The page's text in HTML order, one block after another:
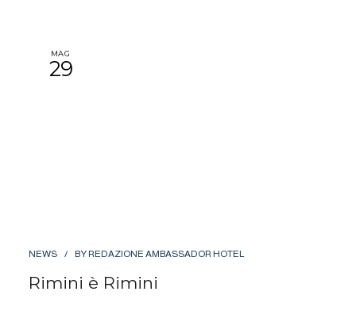
MAG
29
NEWS BY REDAZIONE AMBASSADOR HOTEL
Rimini è Rimini